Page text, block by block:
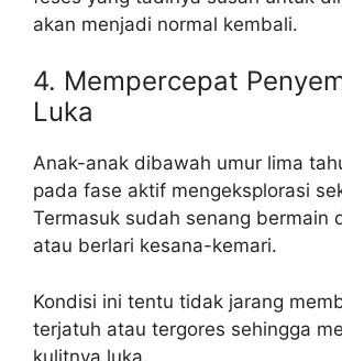
akan menjadi normal kembali.
4. Mempercepat
Luka
Anak-anak dibawah umur lima
pada fase aktif mengeksplorasi
Termasuk sudah senang bermain
atau berlari kesana-kemari.
Kondisi ini tentu tidak jarang
terjatuh atau tergores sehingga
kulitnya luka.